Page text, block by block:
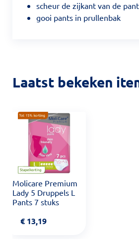
scheur de zijkant van de
gooi pants in prullenbak
Laatst bekeken
Molicare Premium
Lady 5 Druppels L
Pants 7 stuks
€ 13,19